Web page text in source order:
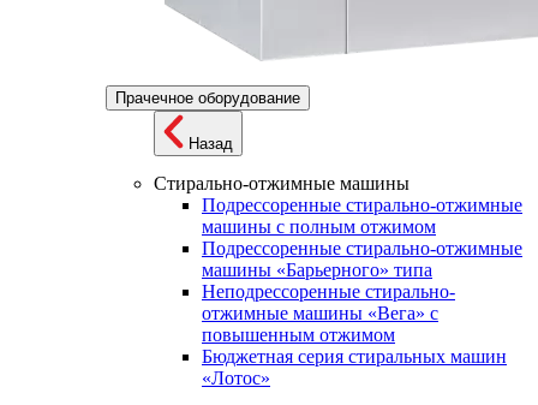
Прачечное оборудование
Назад
Стирально-отжимные машины
Подрессоренные стирально-отжимные
машины с полным отжимом
Подрессоренные стирально-отжимные
машины «Барьерного» типа
Неподрессоренные стирально-
отжимные машины «Вега» с
повышенным отжимом
Бюджетная серия стиральных машин
«Лотос»